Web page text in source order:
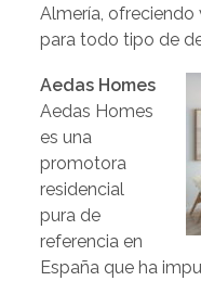
Almería, ofreciendo
para todo tipo de
Aedas Homes
Aedas Homes
es una
promotora
residencial
pura de
referencia en
España que ha